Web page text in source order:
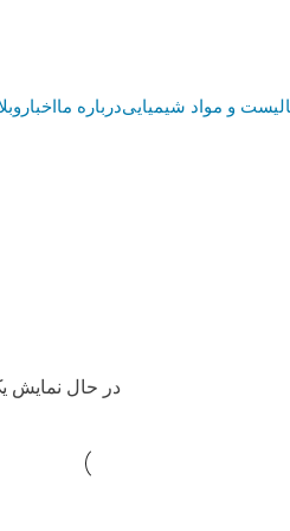
و مواد شیمیاییدرباره مااخبار
در حال نمایش